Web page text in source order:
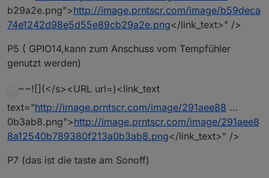
b29a2e.png">http://image.prntscr.com/image/b59deca
74e1242d98e5d55e89cb29a2e.png</link_text>" />
P5 ( GPIO14,kann zum Anschuss vom Tempfühler
genutzt werden)
~~![](</s><URL url=)<link_text
text="http://image.prntscr.com/image/291aee88 ...
0b3ab8.png">http://image.prntscr.com/image/291aee8
8a12540b789380f213a0b3ab8.png</link_text>" />
P7 (das ist die taste am Sonoff)